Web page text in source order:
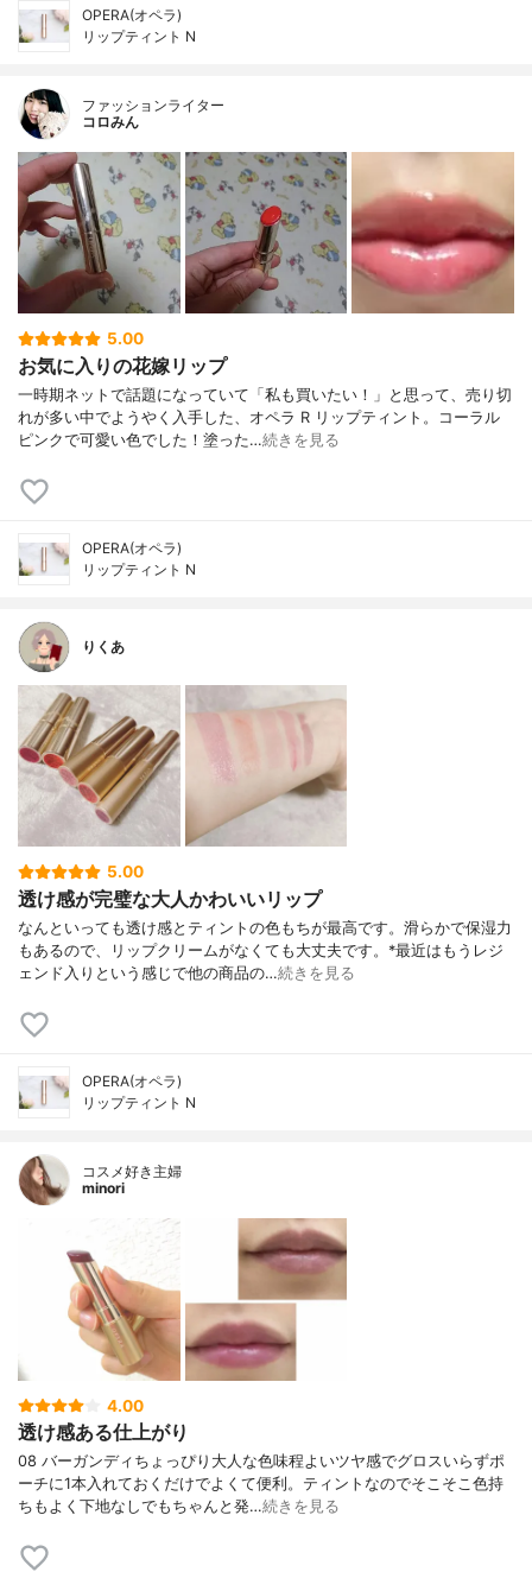
OPERA(オペラ)
リップティント N
ファッションライター
コロみん
5.00
お気に入りの花嫁リップ
一時期ネットで話題になっていて「私も買いたい！」と思って、売り切
れが多い中でようやく入手した、オペラ R リップティント。コーラル
ピンクで可愛い色でした！塗った…続きを見る
OPERA(オペラ)
リップティント N
りくあ
5.00
透け感が完璧な大人かわいいリップ
なんといっても透け感とティントの色もちが最高です。滑らかで保湿力
もあるので、リップクリームがなくても大丈夫です。*最近はもうレジ
ェンド入りという感じで他の商品の…続きを見る
OPERA(オペラ)
リップティント N
コスメ好き主婦
minori
4.00
透け感ある仕上がり
08 バーガンディちょっぴり大人な色味程よいツヤ感でグロスいらずポ
ーチに1本入れておくだけでよくて便利。ティントなのでそこそこ色持
ちもよく下地なしでもちゃんと発…続きを見る